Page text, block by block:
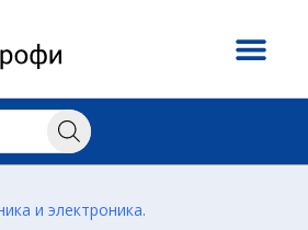
и электроника.